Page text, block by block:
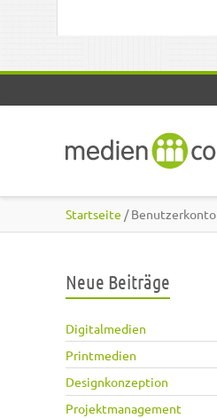
Startseite / Benutzerkonto
Neue Beiträge
Digitalmedien
Printmedien
Designkonzeption
Projektmanagement